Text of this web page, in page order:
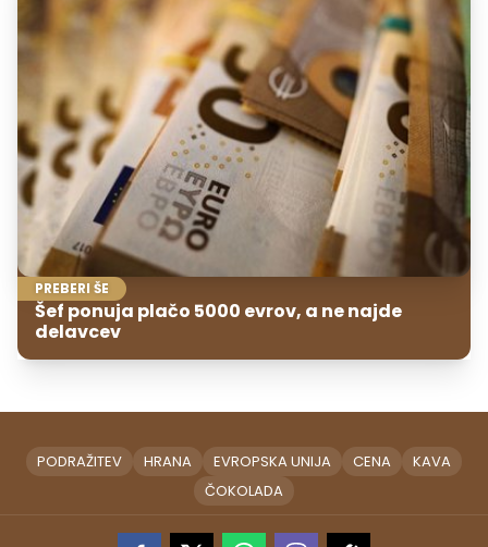
PREBERI ŠE
Šef ponuja plačo 5000 evrov, a ne najde
delavcev
PODRAŽITEV HRANA EVROPSKA UNIJA CENA
KAVA
ČOKOLADA